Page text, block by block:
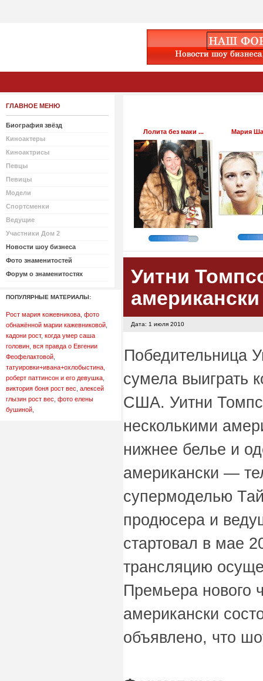
ГЛАВНОЕ МЕНЮ
Биография звёзд
Киноактеры
Киноактрисы
Певцы
Певицы
Модели
Спортсменки
Ведущие
Участники Дом 2
Новости шоу бизнеса
Фото знаменитостей
Форум о знаменитостях
ПОПУЛЯРНЫЕ МАТЕРИАЛЫ:
Рост мария кожевникова фото
обнажённой марии кажевниковой
кадони рост, когда умер саша
головин вся правда о Евгении
Феофелактовой
татуировки+ивана+охлобыстина
роберт паттинсон и его девушка
виктория боня рост вес алексей
глызин рост вес фото елены
бушиной
Лолита без маки ... Мария
Уитни
американски
Дата: 1 июля 2010
Победительница
сумела выиграть
США. Уитни
несколькими
нижнее белье и
американски —
супермоделью
продюсера и
стартовал в мае
трансляцию
Премьера нового
американски
объявлено, что